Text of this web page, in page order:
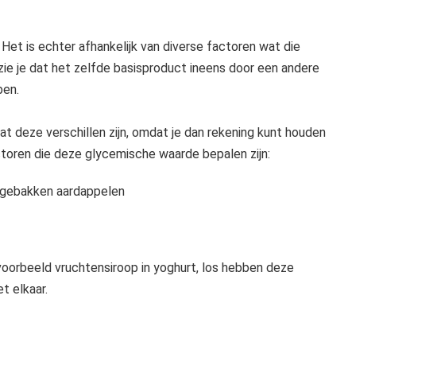
is echter afhankelijk van diverse factoren wat die
je dat het zelfde basisproduct ineens door een andere
deze verschillen zijn, omdat je dan rekening kunt houden
die deze glycemische waarde bepalen zijn:
aardappelen
vruchtensiroop in yoghurt, los hebben deze
elkaar.